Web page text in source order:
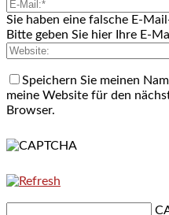
Sie haben eine falsche E-
Bitte geben Sie hier Ihre E-
Speichern Sie meinen
meine Website für den
Browser.